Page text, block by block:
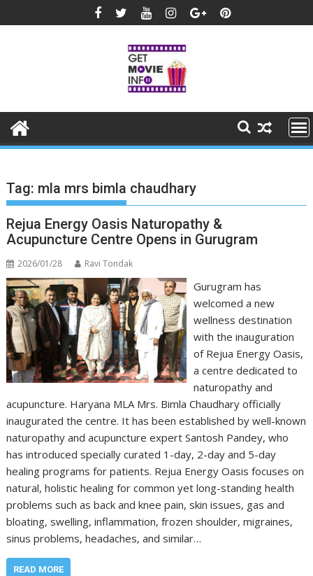
to
Tag: mla mrs bimla chaudhary
Rejua Energy Oasis Naturopathy &
Acupuncture Centre Opens in Gurugram
2026/01/28 Ravi Tondak
Gurugram has
welcomed a new
wellness destination
with the inauguration
of Rejua Energy Oasis,
a centre dedicated to
naturopathy and
acupuncture. Haryana MLA Mrs. Bimla Chaudhary officially
inaugurated the centre. It has been established by well-known
naturopathy and acupuncture expert Santosh Pandey, who
has introduced specially curated 1-day, 2-day and 5-day
healing programs for patients. Rejua Energy Oasis focuses on
natural, holistic healing for common yet long-standing health
problems such as back and knee pain, skin issues, gas and
bloating, swelling, inflammation, frozen shoulder, migraines,
sinus problems, headaches, and similar…
READ MORE